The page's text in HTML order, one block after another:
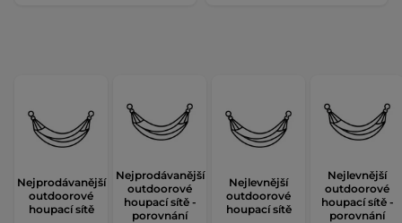
Nejprodávanější
outdoorové
houpací sítě
Nejprodávanější
outdoorové
houpací sítě -
porovnání
Nejlevnější
outdoorové
houpací sítě
Nejlevnější
outdoorové
houpací sítě -
porovnání